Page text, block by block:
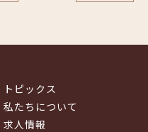
トピックス
私たちについて
求人情報